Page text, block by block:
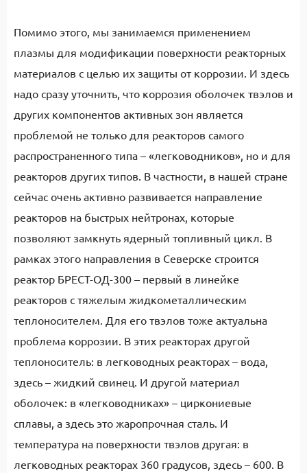
Помимо этого, мы занимаемся применением
плазмы для модификации поверхности реакторных
материалов с целью их защиты от коррозии. И здесь
надо сразу уточнить, что коррозия оболочек твэлов и
других компонентов активных зон является
проблемой не только для реакторов самого
распространенного типа – «легководников», но и для
реакторов других типов. В частности, в нашей стране
сейчас очень активно развивается направление
реакторов на быстрых нейтронах, которые
позволяют замкнуть ядерный топливный цикл. В
рамках этого направления в Северске строится
реактор БРЕСТ-ОД-300 – первый в линейке
реакторов с тяжелым жидкометаллическим
теплоносителем. Для его твэлов тоже актуальна
проблема коррозии. В этих реакторах другой
теплоноситель: в легководных реакторах – вода,
здесь – жидкий свинец. И другой материал
оболочек: в «легководниках» – циркониевые
сплавы, а здесь это жаропрочная сталь. И
температура на поверхности твэлов другая: в
легководных реакторах 360 градусов, здесь – 600. В